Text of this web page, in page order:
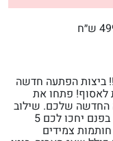
ביצות הפתעה חדשה
לאסוף! פתחו את
החדשה שלכם. שילוב
של אנבוקס מסתורי והפתעת בובה מפנקת! בפנם יחכו לכם 5
צמידים